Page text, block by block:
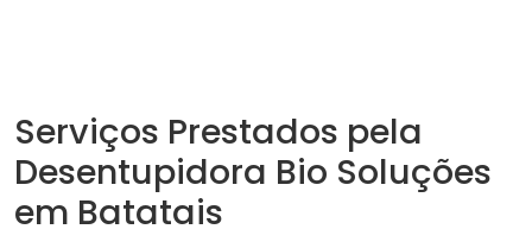
Serviços Prestados pela
Desentupidora Bio Soluções
em Batatais